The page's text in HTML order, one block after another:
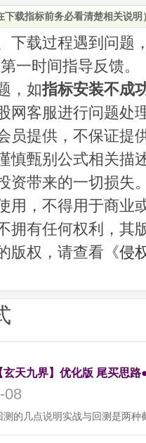
起爆时机
载指标前务必看清楚相关说明
下载过程遇到问题
一时间指导反馈。
，如指标安装不成
网客服进行问题处
员提供，不保证提
慎甄别公式相关描
资带来的一切损失
用，不得用于商业
拥有任何权利，其
版权，请查看《侵
玄天九界】优化版 尾买思
08